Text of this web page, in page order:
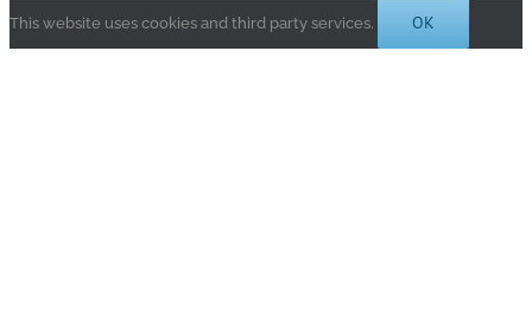
This website uses cookies and third party services. OK